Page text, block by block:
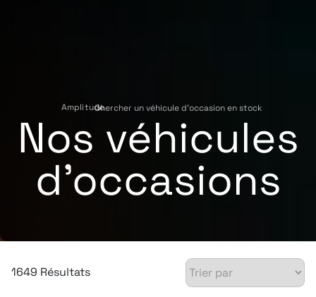
Amplitude
›
Chercher un véhicule d'occasion en stock
Nos véhicules
d'occasions
1649 Résultats